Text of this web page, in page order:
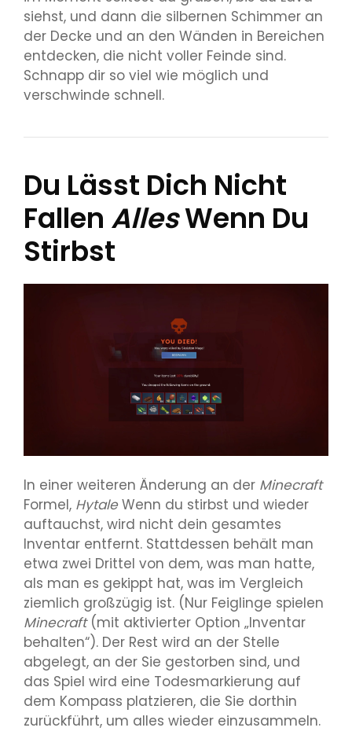
siehst, und dann die silbernen Schimmer an
der Decke und an den Wänden in Bereichen
entdecken, die nicht voller Feinde sind.
Schnapp dir so viel wie möglich und
verschwinde schnell.
Du Lässt Dich Nicht
Fallen AllesWenn Du
Stirbst
In einer weiteren Änderung an der Minecraft
Formel, HytaleWenn du stirbst und wieder
auftauchst, wird nicht dein gesamtes
Inventar entfernt. Stattdessen behält man
etwa zwei Drittel von dem, was man hatte,
als man es gekippt hat, was im Vergleich
ziemlich großzügig ist. (Nur Feiglinge spielen
Minecraft(mit aktivierter Option „Inventar
behalten“). Der Rest wird an der Stelle
abgelegt, an der Sie gestorben sind, und
das Spiel wird eine Todesmarkierung auf
dem Kompass platzieren, die Sie dorthin
zurückführt, um alles wieder einzusammeln.